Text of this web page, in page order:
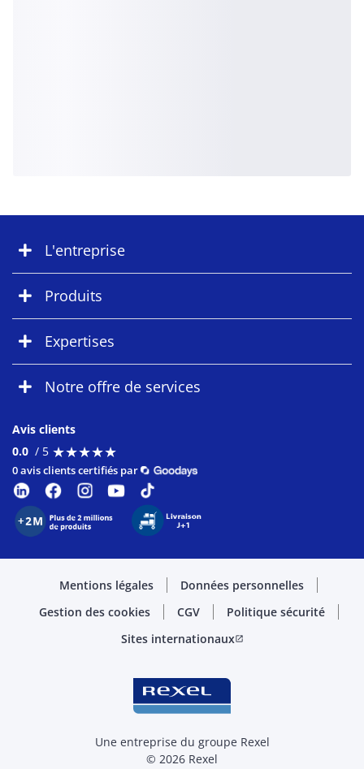
L'entreprise
Produits
Expertises
Notre offre de services
Avis clients
0.0 / 5 ★★★★★
★★★★★
0 avis clients certifiés par
Mentions légales
Données personnelles
Gestion des cookies
CGV
Politique sécurité
Sites internationauxopen_in_new
Une entreprise du groupe Rexel
© 2026 Rexel